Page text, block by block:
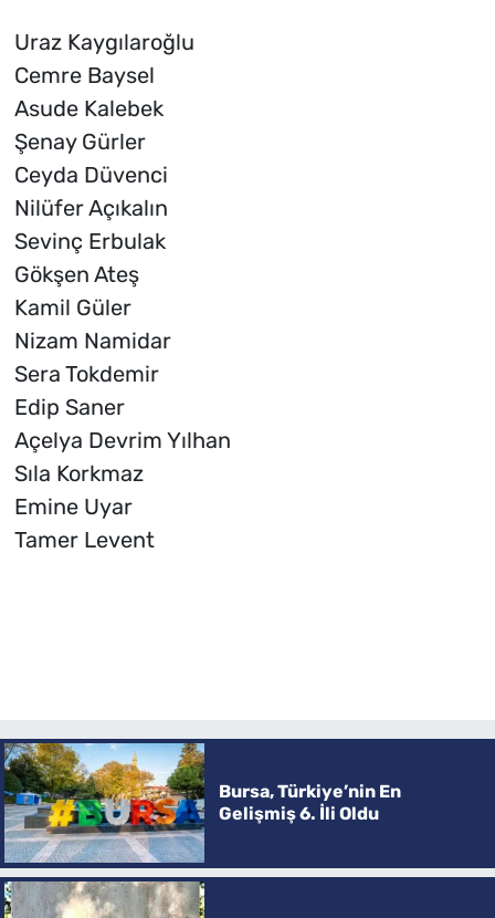
Uraz Kaygılaroğlu
Cemre Baysel
Asude Kalebek
Şenay Gürler
Ceyda Düvenci
Nilüfer Açıkalın
Sevinç Erbulak
Gökşen Ateş
Kamil Güler
Nizam Namidar
Sera Tokdemir
Edip Saner
Açelya Devrim Yılhan
Sıla Korkmaz
Emine Uyar
Tamer Levent
Bursa, Türkiye’nin En
Gelişmiş 6. İli Oldu